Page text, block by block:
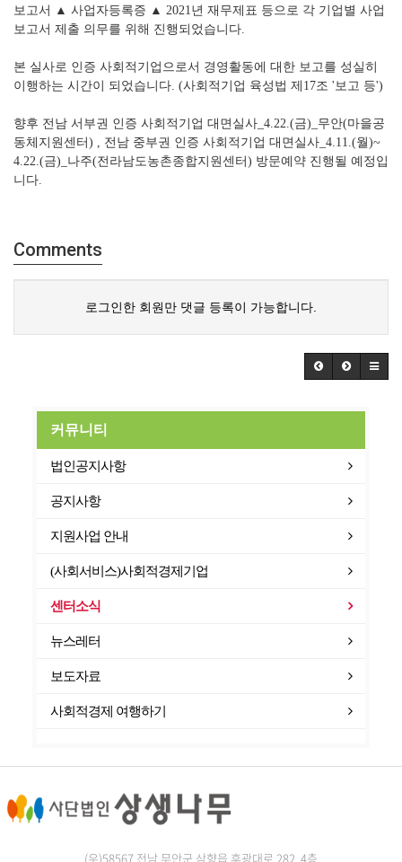
보고서
▲ 사업자등록증 ▲ 2021년 재무제표 등으로 각 기업별 사업
보고서 제출 의무를 위해 진행되었습니다.
본 실사로 인증 사회적기업으로서 경영활동에 대한 보고를 성실히
이행하는 시간이 되었습니다. (사회적기업 육성법 제17조 '보고 등')
향후 전남 서부권 인증 사회적기업 대면실사_4.22.(금)_무안(마을공
동체지원센터) , 전남 중부권 인증 사회적기업 대면실사_4.11.(월)~
4.22.(금)_나주(전라남도농촌종합지원센터) 방문예약 진행될 예정입
니다.
Comments
로그인한 회원만 댓글 등록이 가능합니다.
커뮤니티
법인공지사항
공지사항
지원사업 안내
(사회서비스)사회적경제기업
센터소식
뉴스레터
보도자료
사회적경제 여행하기
(우)58567 전남 무안군 삼향읍 후광대로 282, 4층